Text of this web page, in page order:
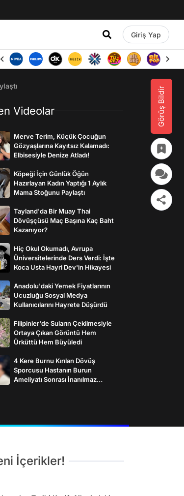
Giriş Yap
Görüş Bildir
Videolar
Merve Terim, Küçük Çocuğun
Gözyaşlarına Kayıtsız Kalamadı:
Elbisesiyle Denize Atladı!
Köpeği İçin Günlük Öğün
Hazırlayan Kadın Yaptığı 1 Aylık
Mama Stoğunu Paylaştı
Tayland'da Bir Muay Thai
Dövüşçüsü Maç Başına Kaç Baht
Kazanıyor?
Hiç Okul Okumadı, Avrupa
Üniversitelerinde Ders Verdi: İşte
Koca Usta Hayri Dev'in Hikayesi
Anadolu'daki Yemek Fiyatlarının
Ucuzluğu Sosyal Medya
Kullanıcılarını Hayrete Düşürdü
Filipinler'de Suların Çekilmesiyle
Ortaya Çıkan Görüntü Hem
Ürküttü Hem Büyüledi
4 Kere Burnu Kırılan Dövüş
Sporcusu Hastanın Burun
Ameliyatı Sonrası İnanılmaz
İçerikler!